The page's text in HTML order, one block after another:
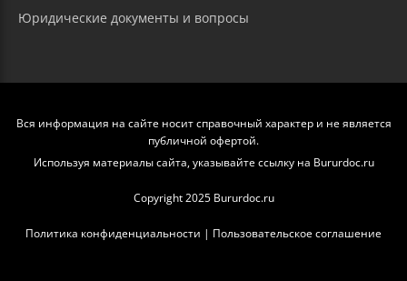
Юридические документы и вопросы
Вся информация на сайте носит справочный характер и не является
публичной офертой.
Используя материалы сайта, указывайте ссылку на Bururdoc.ru
Copyright 2025 Bururdoc.ru
Политика конфиденциальности | Пользовательское соглашение